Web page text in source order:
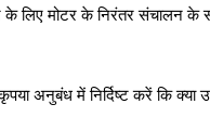
के लिए मोटर के निरंतर संचालन
अनुबंध में निर्दिष्ट करें कि